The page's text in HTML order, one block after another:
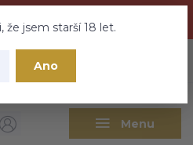
vše a ještě mnohem víc
že jsem starší 18 let.
Ano
Menu
CZK